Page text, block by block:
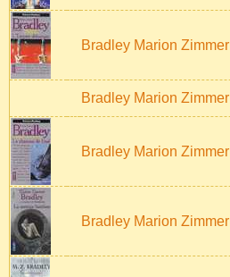
Bradley Marion Zimmer
Bradley Marion Zimmer
Bradley Marion Zimmer
Bradley Marion Zimmer